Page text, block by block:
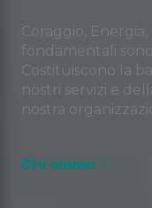
Coraggio,
fondamentali
Costituiscono la
nostri servizi e
nostra
Chi siamo